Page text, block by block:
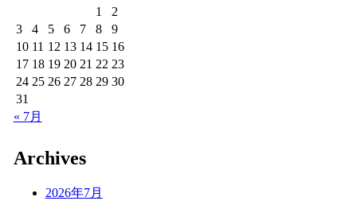
1
2
3
4 5 6 7 8
9
10 11 12 13 14 15 16
17 18 19 20 21 22 23
24 25 26 27 28 29 30
31
« 7月
Archives
2026年7月